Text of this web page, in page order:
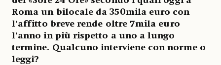
Roma un bilocale da 350mila euro con
l’affitto breve rende oltre 7mila euro
l’anno in più rispetto a uno a lungo
termine. Qualcuno interviene con norme o
leggi?